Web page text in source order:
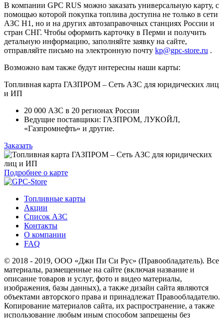
В компании GPC RUS можно заказать универсальную карту, с
помощью которой покупка топлива доступна не только в сети
АЗС Н1, но и на других автозаправочных станциях России и
стран СНГ. Чтобы оформить карточку в Перми и получить
детальную информацию, заполняйте заявку на сайте,
отправляйте письмо на электронную почту kp@gpc-store.ru .
Возможно вам также будут интересны наши карты:
Топливная карта ГАЗПРОМ – Сеть АЗС для юридических лиц
и ИП
20 000 АЗС в 20 регионах России
Ведущие поставщики: ГАЗПРОМ, ЛУКОЙЛ,
«Газпромнефть» и другие.
Заказать
Подробнее о карте
Топливные карты
Акции
Список АЗС
Контакты
О компании
FAQ
© 2018 - 2019, ООО «Джи Пи Си Рус» (Правообладатель). Все
материалы, размещенные на сайте (включая название и
описание товаров и услуг, фото и видео материалы,
изображения, базы данных), а также дизайн сайта являются
объектами авторского права и принадлежат Правообладателю.
Копирование материалов сайта, их распространение, а также
использование любым иным способом запрещены без